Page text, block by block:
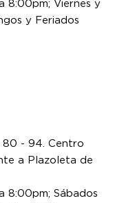
8:00pm; Viernes y
y Feriados
80 - 94. Centro
a Plazoleta de
8:00pm; Sábados